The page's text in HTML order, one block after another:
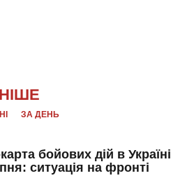
ЗА ДЕНЬ
бойових дій в Україні
ситуація на фронті